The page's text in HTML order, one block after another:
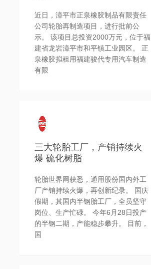
近日，漳平市正泉橡胶制品有限责任
公司轮胎再制造项目，进行批前公
示。 该项目总投资2000万元，位于福
建省龙岩漳平市和平镇工业园区。 正
泉橡胶拟租用福建骏代专用汽车制造
有限
三大轮胎工厂，产销持续火
爆 硫化树脂
轮胎世界网获悉，通用股份国内外工
厂产销持续火爆，再创新纪录。 国庆
假期，其国内半钢胎工厂，全员坚守
岗位、生产忙碌。 今年6月28日投产
的半钢二期，产能稳步攀升。 目前，
国